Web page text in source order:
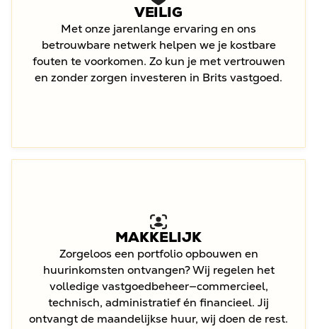
VEILIG
Met onze jarenlange ervaring en ons
betrouwbare netwerk helpen we je kostbare
fouten te voorkomen. Zo kun je met vertrouwen
en zonder zorgen investeren in Brits vastgoed.
MAKKELIJK
Zorgeloos een portfolio opbouwen en
huurinkomsten ontvangen? Wij regelen het
volledige vastgoedbeheer—commercieel,
technisch, administratief én financieel. Jij
ontvangt de maandelijkse huur, wij doen de rest.